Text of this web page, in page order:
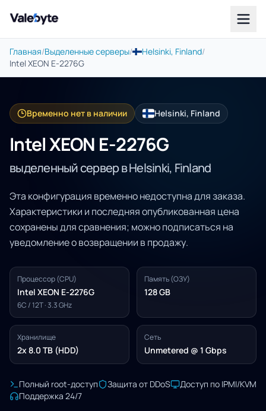
Valebyte
Главная/Выделенные серверы/ Helsinki, Finland/
Intel XEON E-2276G
Временно нет в наличии Helsinki, Finland
Intel XEON E-2276G
выделенный сервер в Helsinki, Finland
Эта конфигурация временно недоступна для заказа.
Характеристики и последняя опубликованная цена
сохранены для сравнения; можно подписаться на
уведомление о возвращении в продажу.
Процессор (CPU)
Intel XEON E-2276G
6C / 12T · 3.3 GHz
Память (ОЗУ)
128 GB
Хранилище
2x 8.0 TB (HDD)
Сеть
Unmetered @ 1 Gbps
Полный root-доступ Защита от DDoS
Доступ по IPMI/KVM
Поддержка 24/7